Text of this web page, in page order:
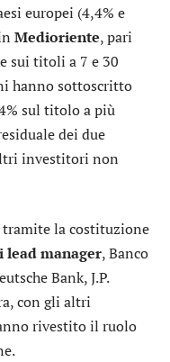
europei (4,4% e
Medioriente, pari
sui titoli a 7 e 30
hanno sottoscritto
sul titolo a più
dei due
investitori non
la costituzione
lead manager,Banco
Bank,J.P.
con gli altri
rivestito il ruolo